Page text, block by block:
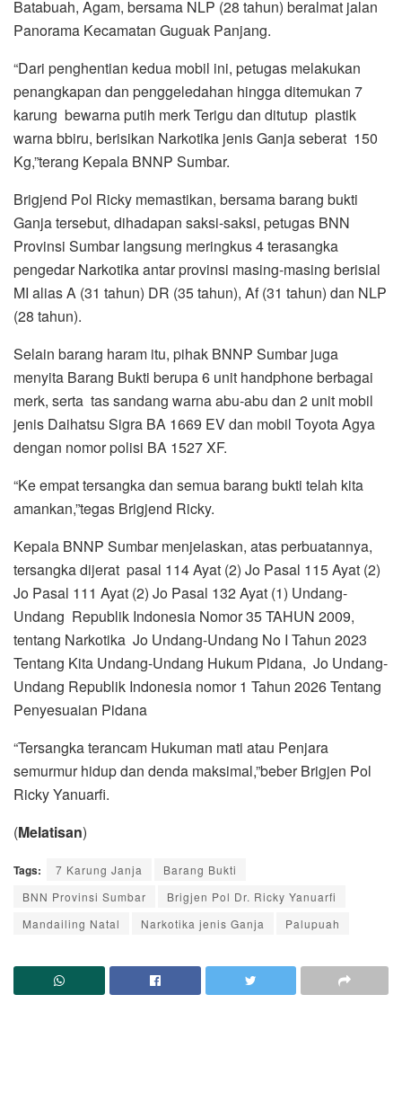
Batabuah, Agam, bersama NLP (28 tahun) beralmat jalan
Panorama Kecamatan Guguak Panjang.
“Dari penghentian kedua mobil ini, petugas melakukan
penangkapan dan penggeledahan hingga ditemukan 7
karung bewarna putih merk Terigu dan ditutup plastik
warna bbiru, berisikan Narkotika jenis Ganja seberat 150
Kg,”terang Kepala BNNP Sumbar.
Brigjend Pol Ricky memastikan, bersama barang bukti
Ganja tersebut, dihadapan saksi-saksi, petugas BNN
Provinsi Sumbar langsung meringkus 4 terasangka
pengedar Narkotika antar provinsi masing-masing berisial
MI alias A (31 tahun) DR (35 tahun), Af (31 tahun) dan NLP
(28 tahun).
Selain barang haram itu, pihak BNNP Sumbar juga
menyita Barang Bukti berupa 6 unit handphone berbagai
merk, serta tas sandang warna abu-abu dan 2 unit mobil
jenis Daihatsu Sigra BA 1669 EV dan mobil Toyota Agya
dengan nomor polisi BA 1527 XF.
“Ke empat tersangka dan semua barang bukti telah kita
amankan,”tegas Brigjend Ricky.
Kepala BNNP Sumbar menjelaskan, atas perbuatannya,
tersangka dijerat pasal 114 Ayat (2) Jo Pasal 115 Ayat (2)
Jo Pasal 111 Ayat (2) Jo Pasal 132 Ayat (1) Undang-
Undang Republik Indonesia Nomor 35 TAHUN 2009,
tentang Narkotika Jo Undang-Undang No I Tahun 2023
Tentang Kita Undang-Undang Hukum Pidana, Jo Undang-
Undang Republik Indonesia nomor 1 Tahun 2026 Tentang
Penyesuaian Pidana
“Tersangka terancam Hukuman mati atau Penjara
semurmur hidup dan denda maksimal,”beber Brigjen Pol
Ricky Yanuarfi.
(Melatisan)
Tags: 7 Karung Janja
Barang Bukti
BNN Provinsi Sumbar
Brigjen Pol Dr. Ricky Yanuarfi
Mandailing Natal
Narkotika jenis Ganja Palupuah